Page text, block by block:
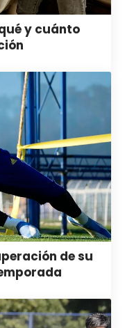
y cuánto
de su